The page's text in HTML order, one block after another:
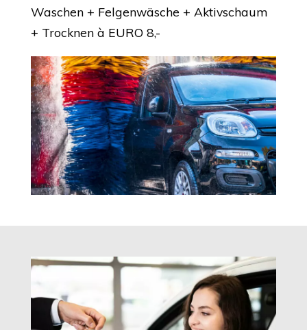
Waschen + Felgenwäsche + Aktivschaum
+ Trocknen à EURO 8,-